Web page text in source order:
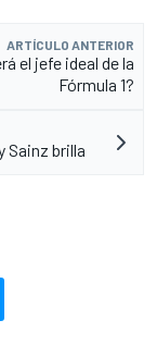
ARTÍCULO ANTERIOR
el jefe ideal de la
Fórmula 1?
Sainz brilla